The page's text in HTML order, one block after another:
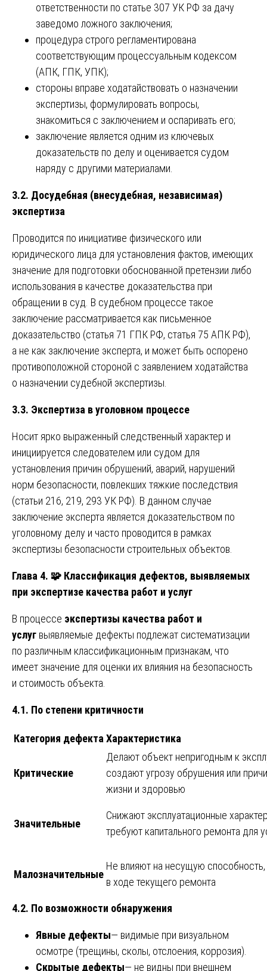
ответственности по статье 307 УК РФ за дачу
заведомо ложного заключения;
процедура строго регламентирована
соответствующим процессуальным кодексом
(АПК, ГПК, УПК);
стороны вправе ходатайствовать о назначении
экспертизы, формулировать вопросы,
знакомиться с заключением и оспаривать его;
заключение является одним из ключевых
доказательств по делу и оценивается судом
наряду с другими материалами.
3.2. Досудебная (внесудебная, независимая)
экспертиза
Проводится по инициативе физического или
юридического лица для установления фактов, имеющих
значение для подготовки обоснованной претензии либо
использования в качестве доказательства при
обращении в суд. В судебном процессе такое
заключение рассматривается как письменное
доказательство (статья 71 ГПК РФ, статья 75 АПК РФ),
а не как заключение эксперта, и может быть оспорено
противоположной стороной с заявлением ходатайства
о назначении судебной экспертизы.
3.3. Экспертиза в уголовном процессе
Носит ярко выраженный следственный характер и
инициируется следователем или судом для
установления причин обрушений, аварий, нарушений
норм безопасности, повлекших тяжкие последствия
(статьи 216, 219, 293 УК РФ). В данном случае
заключение эксперта является доказательством по
уголовному делу и часто проводится в рамках
экспертизы безопасности строительных объектов.
Глава 4. 🧩 Классификация дефектов, выявляемых
при экспертизе качества работ и услуг
В процессе экспертизы качества работ и
услуг выявляемые дефекты подлежат систематизации
по различным классификационным признакам, что
имеет значение для оценки их влияния на безопасность
и стоимость объекта.
4.1. По степени критичности
Категория дефекта Характеристика
Критические
Делают объект непригодным к
создают угрозу обрушения или
жизни и здоровью
Значительные
Снижают эксплуатационные
требуют капитального ремонта для
Малозначительные
Не влияют на несущую способность,
в ходе текущего ремонта
4.2. По возможности обнаружения
Явные дефекты— видимые при визуальном
осмотре (трещины, сколы, отслоения, коррозия).
Скрытые дефекты— не видны при внешнем